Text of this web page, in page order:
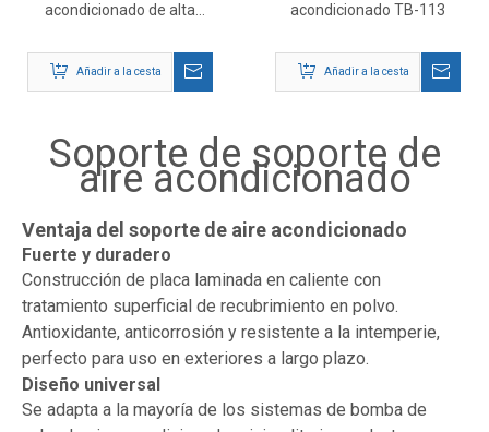
acondicionado de alta
soporte para montaje en
pared de CA para
exteriores
Añadir a la cesta
acondicionado TB-113
Añadir a la cesta
Soporte de soporte de
aire acondicionado
Ventaja del soporte de aire acondicionado
Fuerte y duradero
Construcción de placa laminada en caliente con
tratamiento superficial de recubrimiento en polvo.
Antioxidante, anticorrosión y resistente a la intemperie,
perfecto para uso en exteriores a largo plazo.
Diseño universal
Se adapta a la mayoría de los sistemas de bomba de